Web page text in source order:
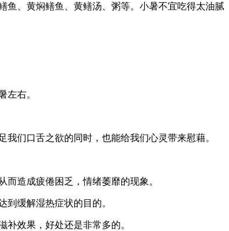
鱼、黄焖鳝鱼、黄鳝汤、粥等。小暑不宜吃得太油腻
左右。
们口舌之欲的同时，也能给我们心灵带来慰藉。
造成疲倦困乏，情绪萎靡的现象。
缓解湿热症状的目的。
效果，好处还是非常多的。